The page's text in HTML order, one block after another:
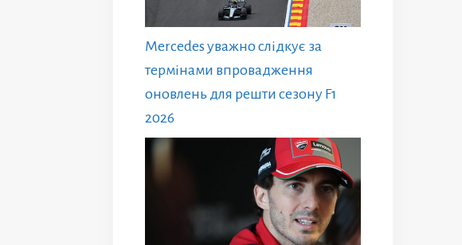
Mercedes уважно слідкує за
термінами впровадження
оновлень для решти сезону F1
2026